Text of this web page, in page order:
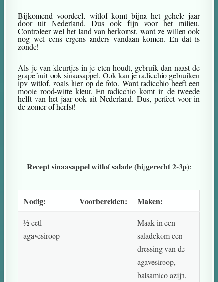
Bijkomend voordeel, witlof komt bijna het gehele jaar
door uit Nederland. Dus ook fijn voor het milieu.
Controleer wel het land van herkomst, want ze willen ook
nog wel eens ergens anders vandaan komen. En dat is
zonde!
Als je van kleurtjes in je eten houdt, gebruik dan naast de
grapefruit ook sinaasappel. Ook kan je radicchio gebruiken
ipv witlof, zoals hier op de foto. Want radicchio heeft een
mooie rood-witte kleur. En radicchio komt in de tweede
helft van het jaar ook uit Nederland. Dus, perfect voor in
de zomer of herfst!
Recept sinaasappel witlof salade (bijgerecht 2-3p):
Nodig: Voorbereiden: Maken:
½ eetl
agavesiroop
Maak in een
saladekom een
dressing van de
agavesiroop,
balsamico azijn,